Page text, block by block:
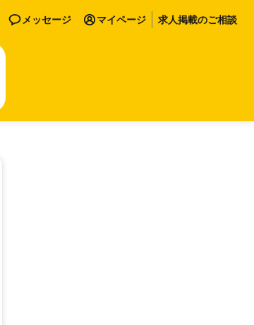
メッセージ マイページ 求人掲載のご相談